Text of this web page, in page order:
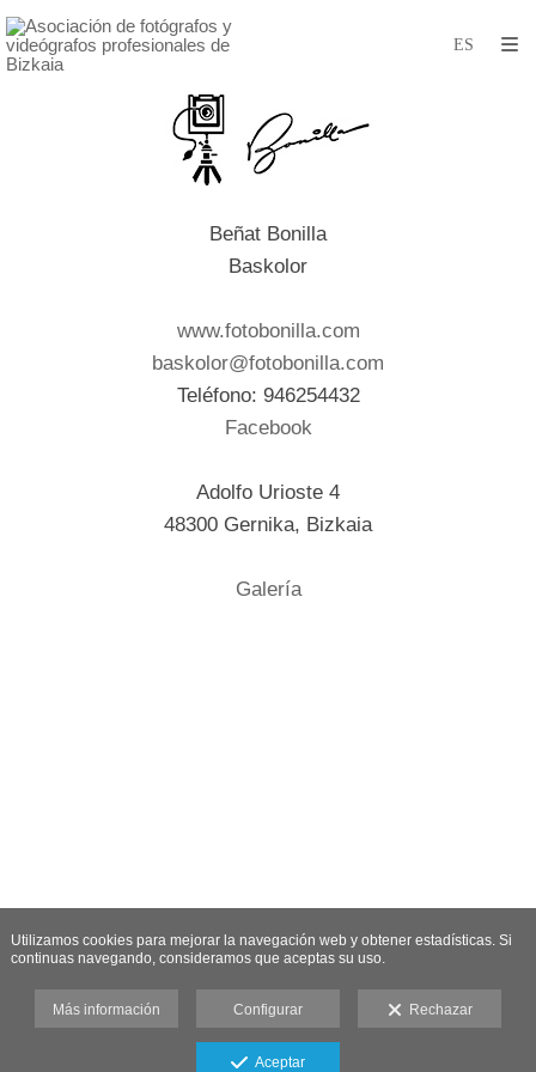
Beñat Bonilla
Baskolor
www.fotobonilla.com
baskolor@fotobonilla.com
Teléfono: 946254432
Facebook
Adolfo Urioste 4
48300 Gernika, Bizkaia
Galería
Utilizamos cookies para mejorar la navegación web y obtener estadísticas. Si
continuas navegando, consideramos que aceptas su uso.
Más información Configurar Rechazar
Aceptar